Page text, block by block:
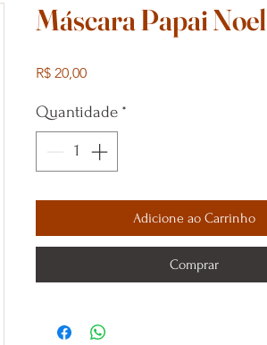
Máscara Papai Noel
R$ 20,00Preço
Quantidade *
Adicione ao Carrinho
Comprar